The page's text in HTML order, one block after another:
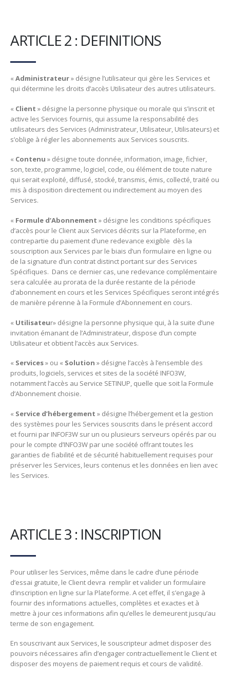
ARTICLE 2 : DEFINITIONS
« Administrateur» désigne l’utilisateur qui gère les Services et
qui détermine les droits d’accès Utilisateur des autres utilisateurs.
« Client » désigne la personne physique ou morale qui s’inscrit et
active les Services fournis, qui assume la responsabilité des
utilisateurs des Services (Administrateur, Utilisateur, Utilisateurs) et
s’oblige à régler les abonnements aux Services souscrits.
« Contenu » désigne toute donnée, information, image, fichier,
son, texte, programme, logiciel, code, ou élément de toute nature
qui serait exploité, diffusé, stocké, transmis, émis, collecté, traité ou
mis à disposition directement ou indirectement au moyen des
Services.
« Formule d’Abonnement » désigne les conditions spécifiques
d’accès pour le Client aux Services décrits sur la Plateforme, en
contrepartie du paiement d’une redevance exigible dès la
souscription aux Services par le biais d’un formulaire en ligne ou
de la signature d’un contrat distinct portant sur des Services
Spécifiques. Dans ce dernier cas, une redevance complémentaire
sera calculée au prorata de la durée restante de la période
d’abonnement en cours et les Services Spécifiques seront intégrés
de manière pérenne à la Formule d’Abonnement en cours.
« Utilisateur» désigne la personne physique qui, à la suite d’une
invitation émanant de l’Administrateur, dispose d’un compte
Utilisateur et obtient l’accès aux Services.
« Services» ou « Solution » désigne l’accès à l’ensemble des
produits, logiciels, services et sites de la société INFO3W,
notamment l’accès au Service SETINUP, quelle que soit la Formule
d’Abonnement choisie.
« Service d’hébergement » désigne l’hébergement et la gestion
des systèmes pour les Services souscrits dans le présent accord
et fourni par INFOF3W sur un ou plusieurs serveurs opérés par ou
pour le compte d’INFO3W par une société offrant toutes les
garanties de fiabilité et de sécurité habituellement requises pour
préserver les Services, leurs contenus et les données en lien avec
les Services.
ARTICLE 3 : INSCRIPTION
Pour utiliser les Services, même dans le cadre d’une période
d’essai gratuite, le Client devra remplir et valider un formulaire
d’inscription en ligne sur la Plateforme. A cet effet, il s’engage à
fournir des informations actuelles, complètes et exactes et à
mettre à jour ces informations afin qu’elles le demeurent jusqu’au
terme de son engagement.
En souscrivant aux Services, le souscripteur admet disposer des
pouvoirs nécessaires afin d’engager contractuellement le Client et
disposer des moyens de paiement requis et cours de validité.